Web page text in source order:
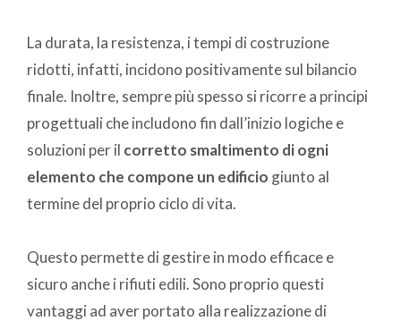
La durata, la resistenza, i tempi di costruzione
ridotti, infatti, incidono positivamente sul bilancio
finale. Inoltre, sempre più spesso si ricorre a principi
progettuali che includono fin dall’inizio logiche e
soluzioni per il corretto smaltimento di ogni
elemento che compone un edificio giunto al
termine del proprio ciclo di vita.
Questo permette di gestire in modo efficace e
sicuro anche i rifiuti edili. Sono proprio questi
vantaggi ad aver portato alla realizzazione di